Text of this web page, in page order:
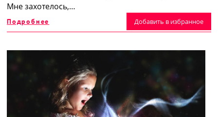
Мне захотелось,…
Подробнее Добавить в избранное